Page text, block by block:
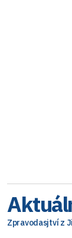
Zpravodasjtví z